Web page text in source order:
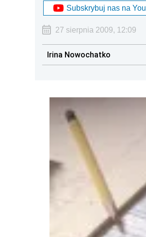
Subskrybuj nas na
27 sierpnia 2009, 12:09
Irina Nowochatko